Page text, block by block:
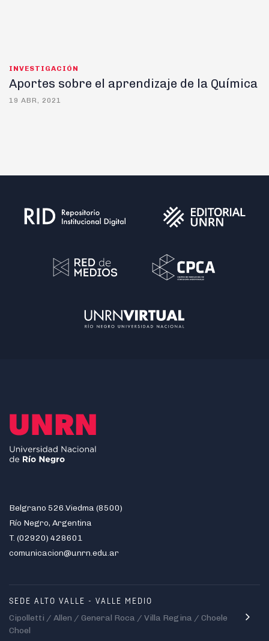
INVESTIGACIÓN
Aportes sobre el aprendizaje de la Química
19 ABR, 2021
Belgrano 526.Viedma (8500)
Río Negro, Argentina
T. (02920) 428601
comunicacion@unrn.edu.ar
SEDE ALTO VALLE - VALLE MEDIO
Cipolletti / Allen / General Roca / Villa Regina / Choele
Choel